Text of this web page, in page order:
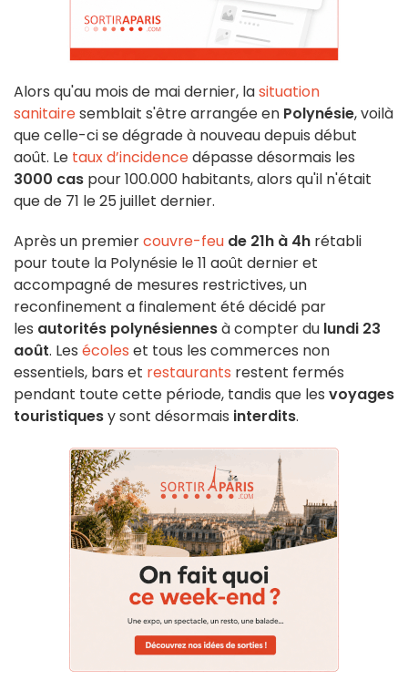
Alors qu'au mois de mai dernier, lasituation
sanitairesemblait s'être arrangée en Polynésie, voilà
que celle-ci se dégrade à nouveau depuis début
août. Le taux d’incidencedépasse désormais les
3000 cas pour 100.000 habitants, alors qu'il n'était
que de 71 le 25 juillet dernier.
Après un premiercouvre-feu de 21h à 4h rétabli
pour toute la Polynésie le 11 août dernier et
accompagné de mesures restrictives, un
reconfinement a finalement été décidé par
les autorités polynésiennesà compter du lundi 23
août. Les écoles et tous les commerces non
essentiels, bars et restaurants restent fermés
pendant toute cette période, tandis que les voyages
touristiquesy sont désormais interdits.